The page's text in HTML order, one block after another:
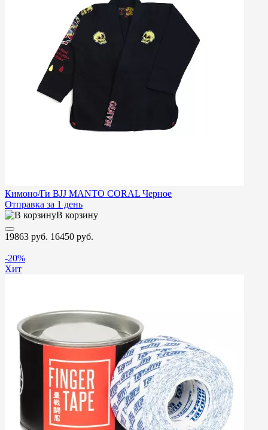
Кимоно/Ги BJJ MANTO CORAL Черное
Отправка за 1 день
В корзину
19863 руб. 16450 руб.
-20%
Хит